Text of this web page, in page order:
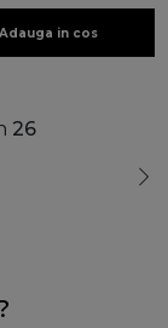
Adauga in cos
26